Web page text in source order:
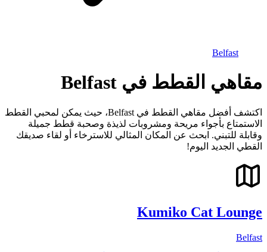
Belfast
مقاهي القطط في Belfast
اكتشف أفضل مقاهي القطط في Belfast، حيث يمكن لمحبي القطط
الاستمتاع بأجواء مريحة ومشروبات لذيذة وصحبة قطط جميلة
وقابلة للتبني. ابحث عن المكان المثالي للاسترخاء أو لقاء صديقك
القطي الجديد اليوم!
Kumiko Cat Lounge
Belfast